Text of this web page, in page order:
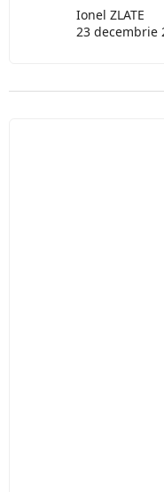
Ionel ZLATE
23 decembrie